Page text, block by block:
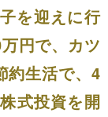
を迎えに行
円で、カツ
約生活で、4
式投資を開